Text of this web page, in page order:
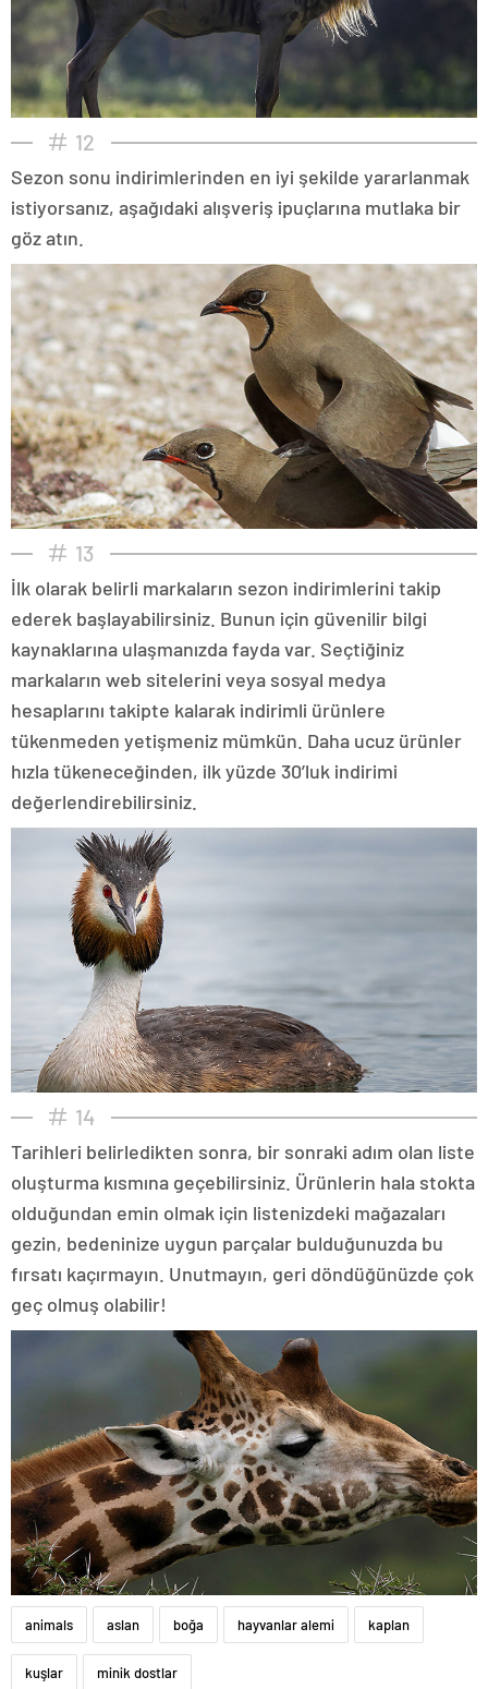
12
Sezon sonu indirimlerinden en iyi şekilde yararlanmak
istiyorsanız, aşağıdaki alışveriş ipuçlarına mutlaka bir
göz atın.
13
İlk olarak belirli markaların sezon indirimlerini takip
ederek başlayabilirsiniz. Bunun için güvenilir bilgi
kaynaklarına ulaşmanızda fayda var. Seçtiğiniz
markaların web sitelerini veya sosyal medya
hesaplarını takipte kalarak indirimli ürünlere
tükenmeden yetişmeniz mümkün. Daha ucuz ürünler
hızla tükeneceğinden, ilk yüzde 30’luk indirimi
değerlendirebilirsiniz.
14
Tarihleri belirledikten sonra, bir sonraki adım olan liste
oluşturma kısmına geçebilirsiniz. Ürünlerin hala stokta
olduğundan emin olmak için listenizdeki mağazaları
gezin, bedeninize uygun parçalar bulduğunuzda bu
fırsatı kaçırmayın. Unutmayın, geri döndüğünüzde çok
geç olmuş olabilir!
animals aslan boğa hayvanlar alemi kaplan
kuşlar minik dostlar